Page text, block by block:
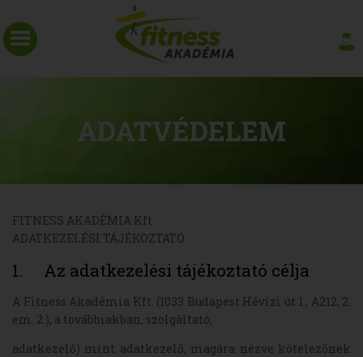
ADATVÉDELEM
FITNESS AKADÉMIA Kft.
ADATKEZELÉSI TÁJÉKOZTATÓ
1. Az adatkezelési tájékoztató célja
A Fitness Akadémia Kft. (1033 Budapest Hévízi út 1., A212, 2.
em. 2.), a továbbiakban, szolgáltató,
adatkezelő) mint adatkezelő, magára nézve kötelezőnek